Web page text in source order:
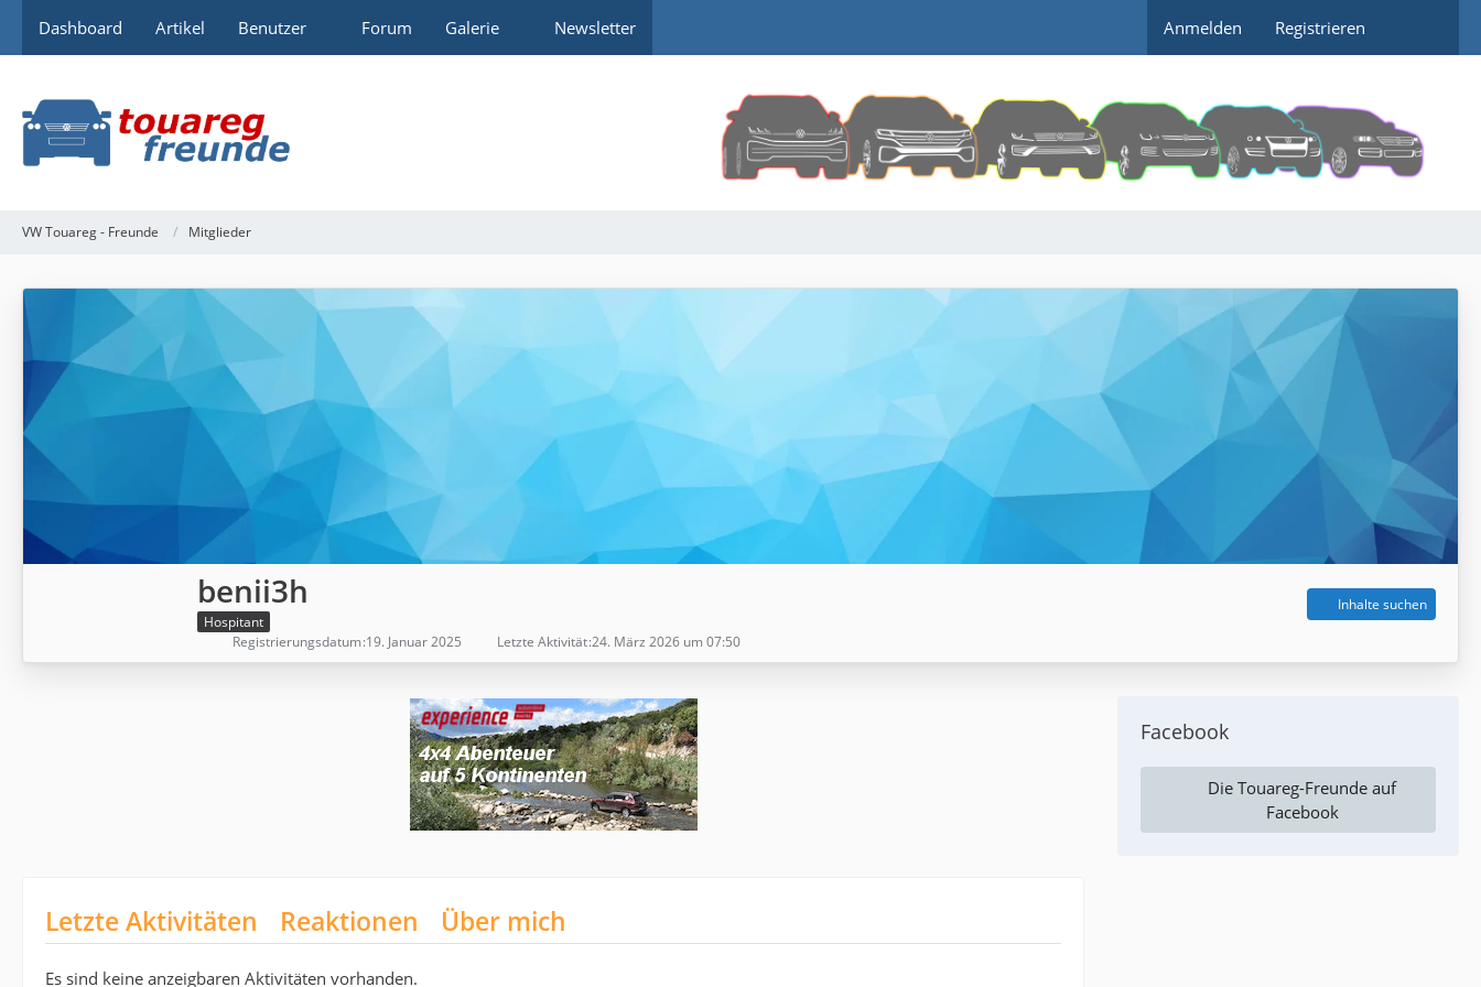
Dashboard Artikel Benutzer Forum Galerie Newsletter Anmelden Registrieren
VW Touareg - Freunde Mitglieder
benii3h
Hospitant
Inhalte suchen
Registrierungsdatum 19. Januar 2025 Letzte Aktivität 24. März 2026 um 07:50
Letzte Aktivitäten Reaktionen Über mich
Es sind keine anzeigbaren Aktivitäten vorhanden.
Facebook
Die Touareg-Freunde auf
Facebook